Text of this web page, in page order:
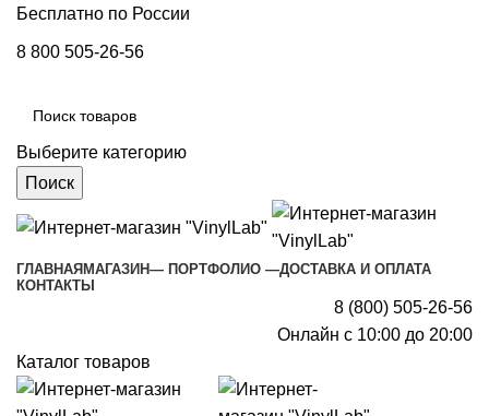
Бесплатно по России
8 800 505-26-56
Выберите категорию
Поиск
ГЛАВНАЯ МАГАЗИН— ПОРТФОЛИО —ДОСТАВКА И ОПЛАТА
КОНТАКТЫ
8 (800) 505-26-56
Онлайн с 10:00 до 20:00
Каталог товаров